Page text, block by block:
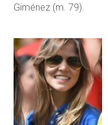
Giménez (m. 79).